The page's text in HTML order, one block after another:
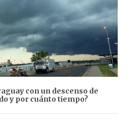
con un descenso de
y por cuánto tiempo?